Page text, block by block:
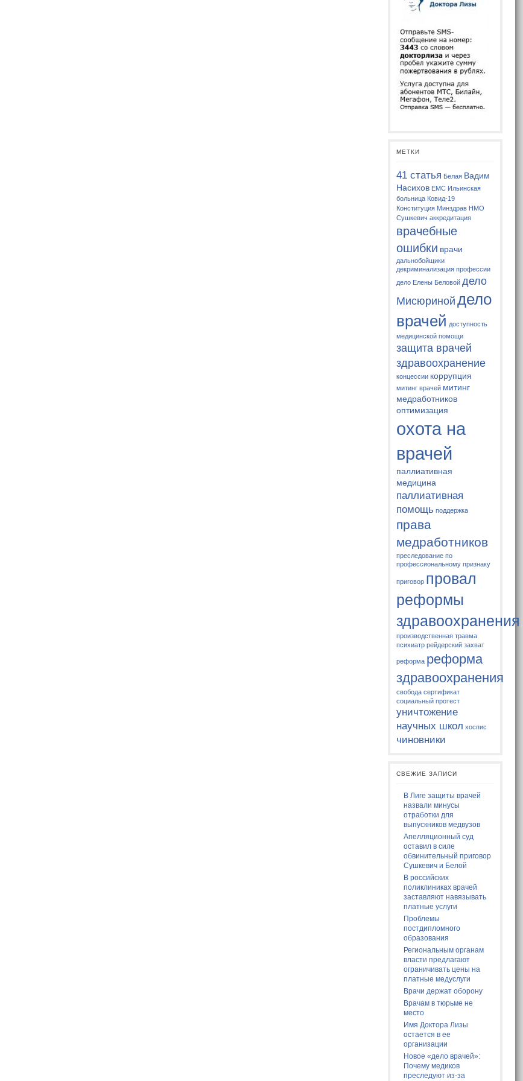
МЕТКИ
41 статья Белая Вадим
Насихов ЕМС Ильинская
больница Ковид-19
Конституция Минздрав НМО
Сушкевич аккредитация
врачебные
ошибки врачи
дальнобойщики
декриминализация профессии
дело Елены Беловой дело
Мисюриной дело
врачей доступность
медицинской помощи
защита врачей
здравоохранение
концессии коррупция
митинг врачей митинг
медработников
оптимизация
охота на
врачей
паллиативная
медицина
паллиативная
помощь поддержка
права
медработников
преследование по
профессиональному признаку
приговор провал
реформы
здравоохранения
производственная травма
психиатр рейдерский захват
реформа реформа
здравоохранения
свобода сертификат
социальный протест
уничтожение
научных школ хоспис
чиновники
СВЕЖИЕ ЗАПИСИ
В Лиге защиты врачей
назвали минусы
отработки для
выпускников медвузов
Апелляционный суд
оставил в силе
обвинительный приговор
Сушкевич и Белой
В российских
поликлиниках врачей
заставляют навязывать
платные услуги
Проблемы
постдипломного
образования
Региональным органам
власти предлагают
ограничивать цены на
платные медуслуги
Врачи держат оборону
Врачам в тюрьме не
место
Имя Доктора Лизы
остается в ее
организации
Новое «дело врачей»:
Почему медиков
преследуют из-за